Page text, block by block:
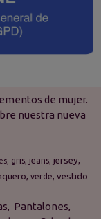
de mujer.
nuestra nueva
gris jeans jersey
verde vestido
Pantalones